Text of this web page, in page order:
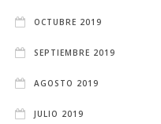
OCTUBRE 2019
SEPTIEMBRE 2019
AGOSTO 2019
JULIO 2019